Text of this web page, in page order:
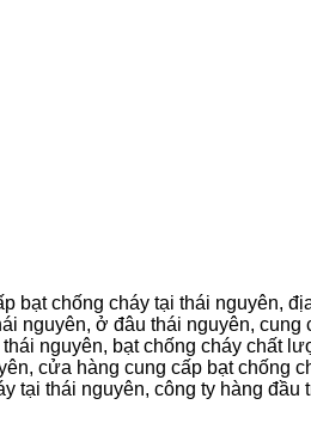
bạt chống cháy tại thái nguyên,
nguyên, ở đâu thái nguyên,
nguyên, bạt chống cháy chất
cửa hàng cung cấp bạt chống
tại thái nguyên, công ty hàng